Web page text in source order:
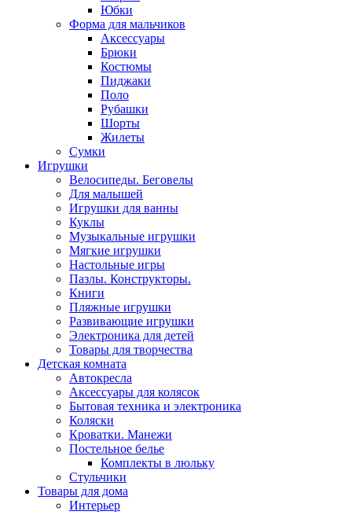
Юбки
Форма для мальчиков
Аксессуары
Брюки
Костюмы
Пиджаки
Поло
Рубашки
Шорты
Жилеты
Сумки
Игрушки
Велосипеды. Беговелы
Для малышей
Игрушки для ванны
Куклы
Музыкальные игрушки
Мягкие игрушки
Настольные игры
Пазлы. Конструкторы.
Книги
Пляжные игрушки
Развивающие игрушки
Электроника для детей
Товары для творчества
Детская комната
Автокресла
Аксессуары для колясок
Бытовая техника и электроника
Коляски
Кроватки. Манежи
Постельное белье
Комплекты в люльку
Стульчики
Товары для дома
Интерьер